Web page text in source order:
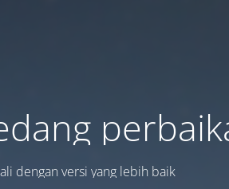
dengan versi yang lebih baik